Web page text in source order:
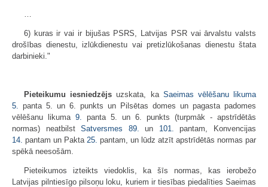
…
6) kuras ir vai ir bijušas PSRS, Latvijas PSR vai ārvalstu valsts
drošības dienestu, izlūkdienestu vai pretizlūkošanas dienestu štata
darbinieki."
Pieteikumu iesniedzējs uzskata, ka Saeimas vēlēšanu likuma
5. panta 5. un 6. punkts un Pilsētas domes un pagasta padomes
vēlēšanu likuma 9. panta 5. un 6. punkts (turpmāk - apstrīdētās
normas) neatbilstSatversmes 89.un 101. pantam, Konvencijas
14. pantam un Pakta 25. pantam, un lūdz atzīt apstrīdētās normas par
spēkā neesošām.
Pieteikumos izteikts viedoklis, ka šīs normas, kas ierobežo
Latvijas pilntiesīgo pilsoņu loku, kuriem ir tiesības piedalīties Saeimas